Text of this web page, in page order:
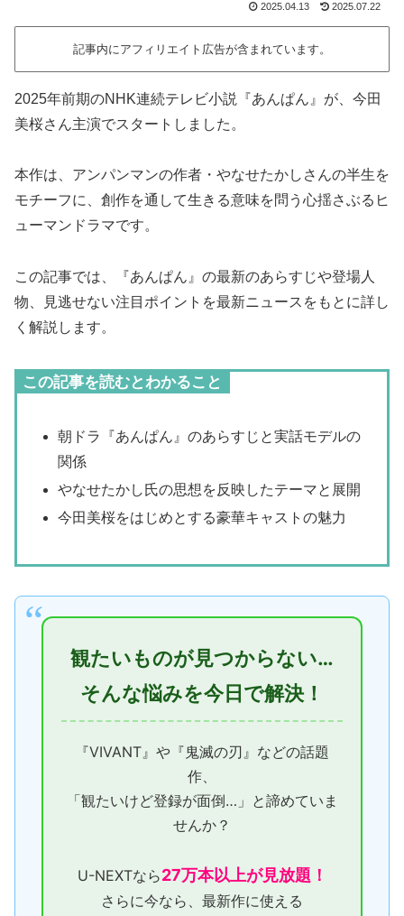
2025.04.13 2025.07.22
記事内にアフィリエイト広告が含まれています。
2025年前期のNHK連続テレビ小説『あんぱん』が、今田
美桜さん主演でスタートしました。
本作は、アンパンマンの作者・やなせたかしさんの半生を
モチーフに、創作を通して生きる意味を問う心揺さぶるヒ
ューマンドラマです。
この記事では、『あんぱん』の最新のあらすじや登場人
物、見逃せない注目ポイントを最新ニュースをもとに詳し
く解説します。
この記事を読むとわかること
朝ドラ『あんぱん』のあらすじと実話モデルの
関係
やなせたかし氏の思想を反映したテーマと展開
今田美桜をはじめとする豪華キャストの魅力
観たいものが見つからない…
そんな悩みを今日で解決！
『VIVANT』や『鬼滅の刃』などの話題
作、
「観たいけど登録が面倒…」と諦めていま
せんか？
U-NEXTなら27万本以上が見放題！
さらに今なら、最新作に使える